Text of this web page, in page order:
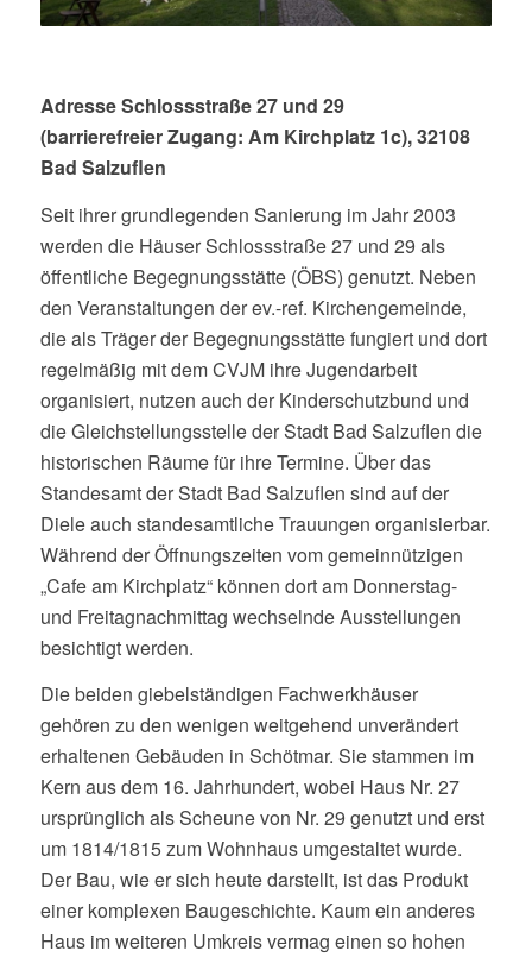
Adresse Schlossstraße 27 und 29
(barrierefreier Zugang: Am Kirchplatz 1c), 32108
Bad Salzuflen
Seit ihrer grundlegenden Sanierung im Jahr 2003
werden die Häuser Schlossstraße 27 und 29 als
öffentliche Begegnungsstätte (ÖBS) genutzt. Neben
den Veranstaltungen der ev.-ref. Kirchengemeinde,
die als Träger der Begegnungsstätte fungiert und dort
regelmäßig mit dem CVJM ihre Jugendarbeit
organisiert, nutzen auch der Kinderschutzbund und
die Gleichstellungsstelle der Stadt Bad Salzuflen die
historischen Räume für ihre Termine. Über das
Standesamt der Stadt Bad Salzuflen sind auf der
Diele auch standesamtliche Trauungen organisierbar.
Während der Öffnungszeiten vom gemeinnützigen
„Cafe am Kirchplatz“ können dort am Donnerstag-
und Freitagnachmittag wechselnde Ausstellungen
besichtigt werden.
Die beiden giebelständigen Fachwerkhäuser
gehören zu den wenigen weitgehend unverändert
erhaltenen Gebäuden in Schötmar. Sie stammen im
Kern aus dem 16. Jahrhundert, wobei Haus Nr. 27
ursprünglich als Scheune von Nr. 29 genutzt und erst
um 1814/1815 zum Wohnhaus umgestaltet wurde.
Der Bau, wie er sich heute darstellt, ist das Produkt
einer komplexen Baugeschichte. Kaum ein anderes
Haus im weiteren Umkreis vermag einen so hohen